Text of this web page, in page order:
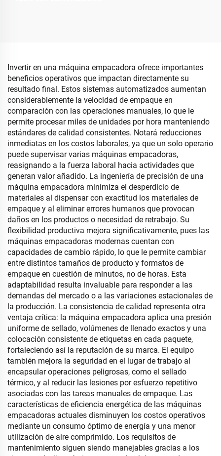
Invertir en una máquina empacadora ofrece importantes
beneficios operativos que impactan directamente su
resultado final. Estos sistemas automatizados aumentan
considerablemente la velocidad de empaque en
comparación con las operaciones manuales, lo que le
permite procesar miles de unidades por hora manteniendo
estándares de calidad consistentes. Notará reducciones
inmediatas en los costos laborales, ya que un solo operario
puede supervisar varias máquinas empacadoras,
reasignando a la fuerza laboral hacia actividades que
generan valor añadido. La ingeniería de precisión de una
máquina empacadora minimiza el desperdicio de
materiales al dispensar con exactitud los materiales de
empaque y al eliminar errores humanos que provocan
daños en los productos o necesidad de retrabajo. Su
flexibilidad productiva mejora significativamente, pues las
máquinas empacadoras modernas cuentan con
capacidades de cambio rápido, lo que le permite cambiar
entre distintos tamaños de producto y formatos de
empaque en cuestión de minutos, no de horas. Esta
adaptabilidad resulta invaluable para responder a las
demandas del mercado o a las variaciones estacionales de
la producción. La consistencia de calidad representa otra
ventaja crítica: la máquina empacadora aplica una presión
uniforme de sellado, volúmenes de llenado exactos y una
colocación consistente de etiquetas en cada paquete,
fortaleciendo así la reputación de su marca. El equipo
también mejora la seguridad en el lugar de trabajo al
encapsular operaciones peligrosas, como el sellado
térmico, y al reducir las lesiones por esfuerzo repetitivo
asociadas con las tareas manuales de empaque. Las
características de eficiencia energética de las máquinas
empacadoras actuales disminuyen los costos operativos
mediante un consumo óptimo de energía y una menor
utilización de aire comprimido. Los requisitos de
mantenimiento siguen siendo manejables gracias a los